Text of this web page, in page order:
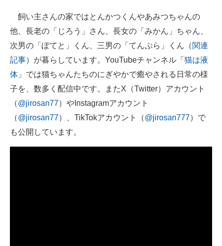
飼い主さんの家ではとんかつくんやあみつちゃんの
他、長老の「じろう」さん、長女の「みかん」ちゃん、
次男の「ぽてと」くん、三男の「てんぷら」くん（関連
記事）が暮らしています。YouTubeチャンネル「 猫は液
体 」では猫ちゃんたちのにぎやかで癒やされる日常の様
子を、数多く配信中です。またX（Twitter）アカウント
（@jirosan77）やInstagramアカウント
（@jirosan77）、TikTokアカウント（@jirosan777）で
も公開しています。